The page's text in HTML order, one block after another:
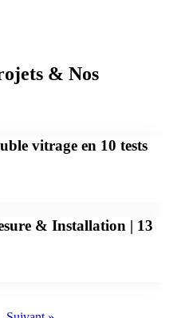
& Nos
vitrage en 10 tests
& Installation | 13